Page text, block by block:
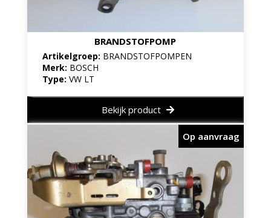
BRANDSTOFPOMP
Artikelgroep: BRANDSTOFPOMPEN
Merk: BOSCH
Type: VW LT
Bekijk product
Op aanvraag